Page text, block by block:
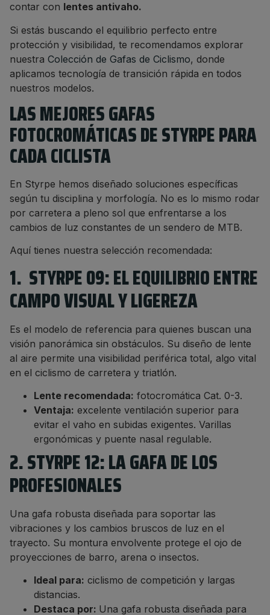
contar con lentes antivaho.
Si estás buscando el equilibrio perfecto entre
protección y visibilidad, te recomendamos explorar
nuestra Colección de Gafas de Ciclismo, donde
aplicamos tecnología de transición rápida en todos
nuestros modelos.
LAS MEJORES GAFAS
FOTOCROMÁTICAS DE STYRPE PARA
CADA CICLISTA
En Styrpe hemos diseñado soluciones específicas
según tu disciplina y morfología. No es lo mismo rodar
por carretera a pleno sol que enfrentarse a los
cambios de luz constantes de un sendero de MTB.
Aquí tienes nuestra selección recomendada:
1. STYRPE 09: EL EQUILIBRIO ENTRE
CAMPO VISUAL Y LIGEREZA
Es el modelo de referencia para quienes buscan una
visión panorámica sin obstáculos. Su diseño de lente
al aire permite una visibilidad periférica total, algo vital
en el ciclismo de carretera y triatlón.
Lente recomendada: fotocromática Cat. 0-3.
Ventaja: excelente ventilación superior para
evitar el vaho en subidas exigentes. Varillas
ergonómicas y puente nasal regulable.
2. STYRPE 12: LA GAFA DE LOS
PROFESIONALES
Una gafa robusta diseñada para soportar las
vibraciones y los cambios bruscos de luz en el
trayecto. Su montura envolvente protege el ojo de
proyecciones de barro, arena o insectos.
Ideal para: ciclismo de competición y largas
distancias.
Destaca por: Una gafa robusta diseñada para